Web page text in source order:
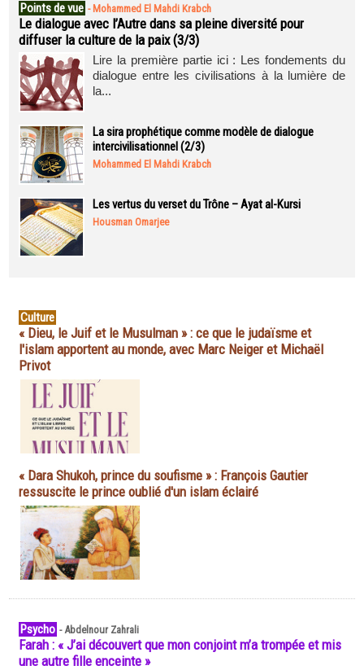
Points de vue - Mohammed El Mahdi Krabch
Le dialogue avec l’Autre dans sa pleine diversité pour
diffuser la culture de la paix (3/3)
Lire la première partie ici : Les fondements du
dialogue entre les civilisations à la lumière de
la...
La sira prophétique comme modèle de dialogue
intercivilisationnel (2/3)
Mohammed El Mahdi Krabch
Les vertus du verset du Trône – Ayat al-Kursi
Housman Omarjee
Culture
« Dieu, le Juif et le Musulman » : ce que le judaïsme et
l'islam apportent au monde, avec Marc Neiger et Michaël
Privot
« Dara Shukoh, prince du soufisme » : François Gautier
ressuscite le prince oublié d'un islam éclairé
Psycho -Abdelnour Zahrali
Farah : « J’ai découvert que mon conjoint m’a trompée et mis
une autre fille enceinte »